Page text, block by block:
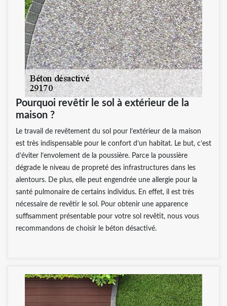
Pourquoi revêtir le sol à extérieur de la
maison ?
Le travail de revêtement du sol pour l’extérieur de la maison
est très indispensable pour le confort d’un habitat. Le but, c’est
d’éviter l’envolement de la poussière. Parce la poussière
dégrade le niveau de propreté des infrastructures dans les
alentours. De plus, elle peut engendrée une allergie pour la
santé pulmonaire de certains individus. En effet, il est très
nécessaire de revêtir le sol. Pour obtenir une apparence
suffisamment présentable pour votre sol revêtit, nous vous
recommandons de choisir le béton désactivé.